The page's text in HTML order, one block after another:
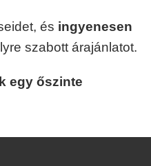
és ingyenesen
szabott árajánlatot.
egy őszinte